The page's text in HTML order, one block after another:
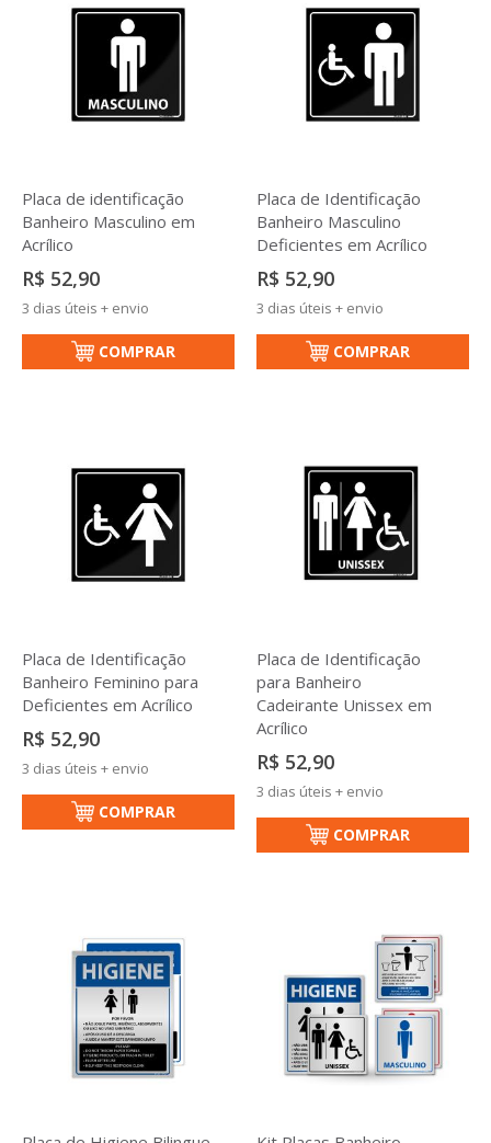
Placa de identificação
Banheiro Masculino em
Acrílico
R$ 52,90
3 dias úteis + envio
COMPRAR
Placa de Identificação
Banheiro Masculino
Deficientes em Acrílico
R$ 52,90
3 dias úteis + envio
COMPRAR
Placa de Identificação
Banheiro Feminino para
Deficientes em Acrílico
R$ 52,90
3 dias úteis + envio
COMPRAR
Placa de Identificação
para Banheiro
Cadeirante Unissex em
Acrílico
R$ 52,90
3 dias úteis + envio
COMPRAR